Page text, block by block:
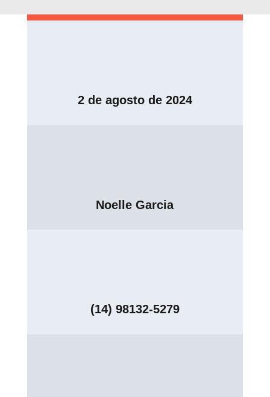
2 de agosto de 2024
Noelle Garcia
(14) 98132-5279